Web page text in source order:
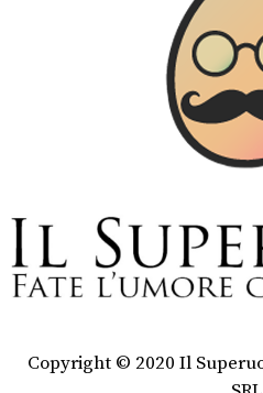
Copyright © 2020 Il